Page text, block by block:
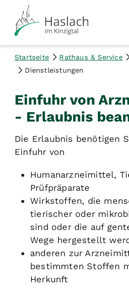
Startseite Rathaus & Service
Dienstleistungen
Einfuhr von
- Erlaubnis
Die Erlaubnis benötigen
Einfuhr von
Humanarzneimittel,
Prüfpräparate
Wirkstoffen, die
tierischer oder
sind oder die auf
Wege hergestellt
anderen zur
bestimmten Stoffen
Herkunft